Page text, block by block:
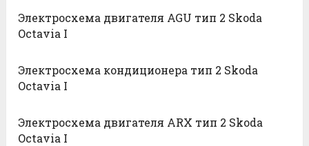
Электросхема двигателя AGU тип 2 Skoda
Octavia I
Электросхема кондиционера тип 2 Skoda
Octavia I
Электросхема двигателя ARX тип 2 Skoda
Octavia I